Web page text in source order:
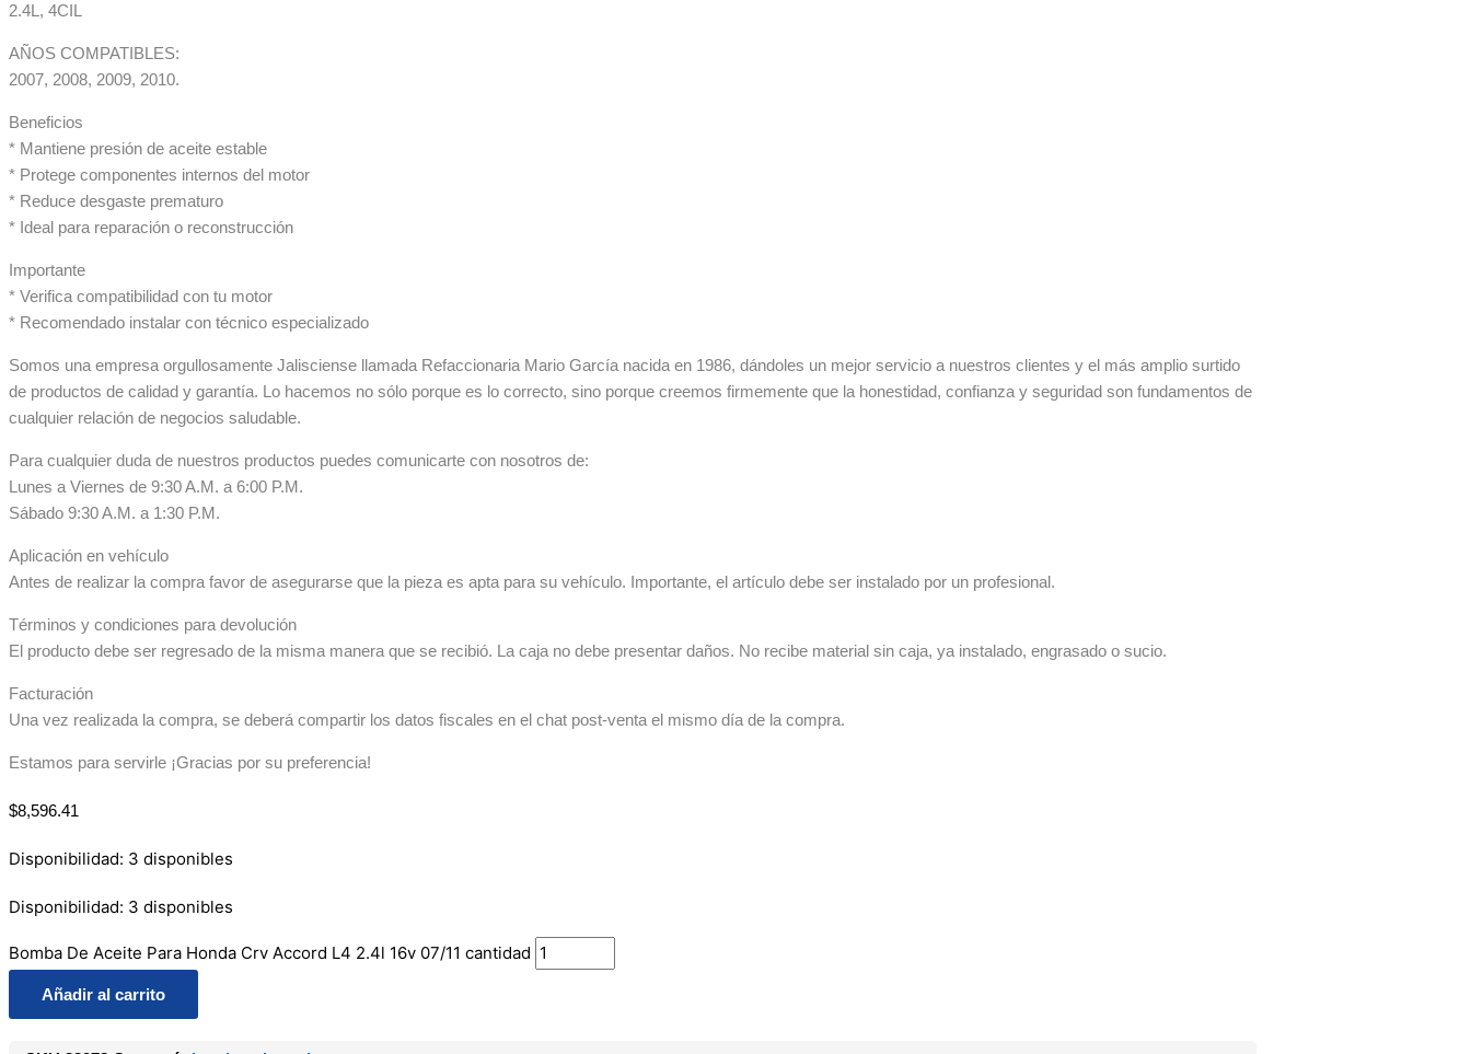
2.4L, 4CIL
AÑOS COMPATIBLES:
2007, 2008, 2009, 2010.
Beneficios
* Mantiene presión de aceite estable
* Protege componentes internos del motor
* Reduce desgaste prematuro
* Ideal para reparación o reconstrucción
Importante
* Verifica compatibilidad con tu motor
* Recomendado instalar con técnico especializado
Somos una empresa orgullosamente Jalisciense llamada Refaccionaria Mario García nacida en 1986, dándoles un mejor servicio a nuestros clientes y el más amplio surtido
de productos de calidad y garantía. Lo hacemos no sólo porque es lo correcto, sino porque creemos firmemente que la honestidad, confianza y seguridad son fundamentos de
cualquier relación de negocios saludable.
Para cualquier duda de nuestros productos puedes comunicarte con nosotros de:
Lunes a Viernes de 9:30 A.M. a 6:00 P.M.
Sábado 9:30 A.M. a 1:30 P.M.
Aplicación en vehículo
Antes de realizar la compra favor de asegurarse que la pieza es apta para su vehículo. Importante, el artículo debe ser instalado por un profesional.
Términos y condiciones para devolución
El producto debe ser regresado de la misma manera que se recibió. La caja no debe presentar daños. No recibe material sin caja, ya instalado, engrasado o sucio.
Facturación
Una vez realizada la compra, se deberá compartir los datos fiscales en el chat post-venta el mismo día de la compra.
Estamos para servirle ¡Gracias por su preferencia!
$8,596.41
Disponibilidad: 3 disponibles
Disponibilidad: 3 disponibles
Bomba De Aceite Para Honda Crv Accord L4 2.4l 16v 07/11 cantidad
Añadir al carrito